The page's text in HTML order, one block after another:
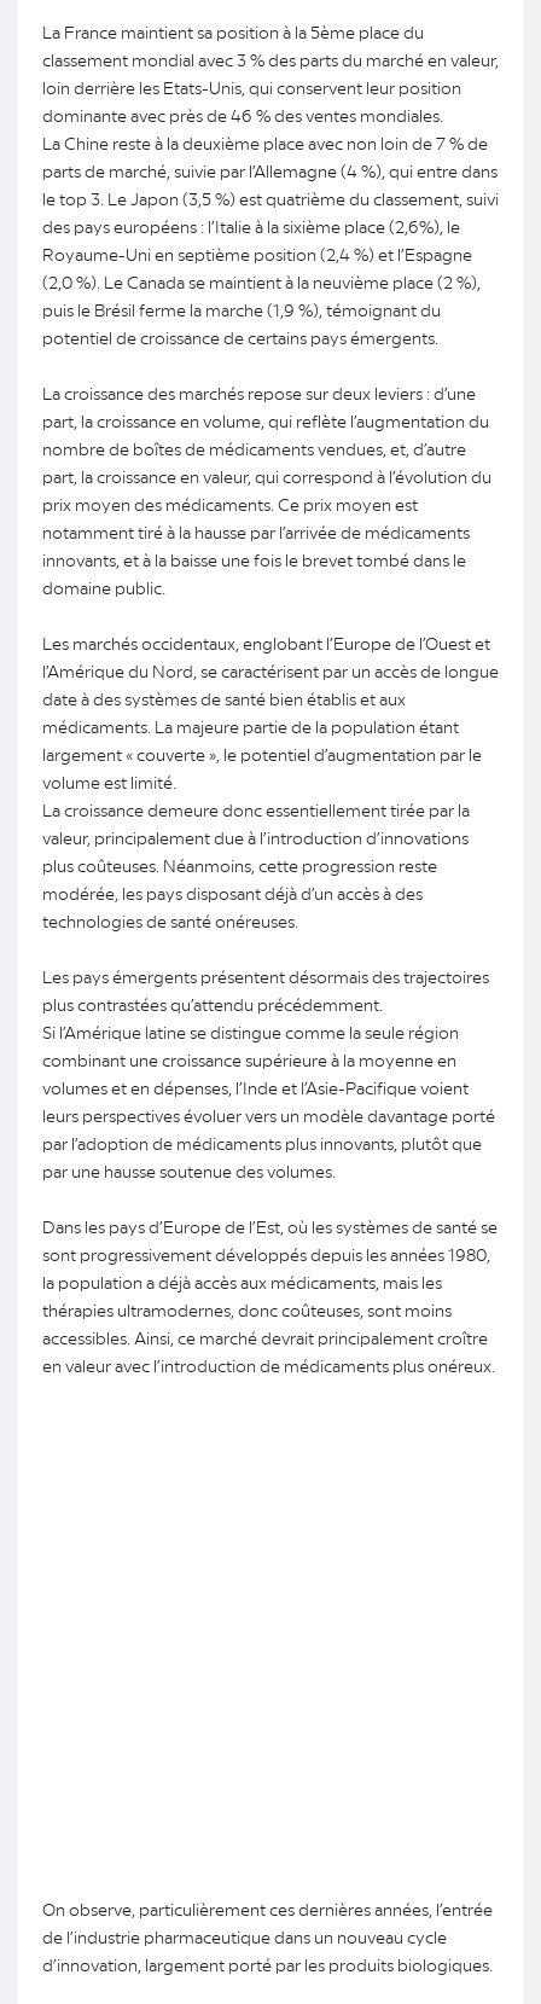
La France maintient sa position à la 5ème place du
classement mondial avec 3 % des parts du marché en valeur,
loin derrière les Etats-Unis, qui conservent leur position
dominante avec près de 46 % des ventes mondiales.
La Chine reste à la deuxième place avec non loin de 7 % de
parts de marché, suivie par l’Allemagne (4 %), qui entre dans
le top 3. Le Japon (3,5 %) est quatrième du classement, suivi
des pays européens : l’Italie à la sixième place (2,6%), le
Royaume-Uni en septième position (2,4 %) et l’Espagne
(2,0 %). Le Canada se maintient à la neuvième place (2 %),
puis le Brésil ferme la marche (1,9 %), témoignant du
potentiel de croissance de certains pays émergents.
La croissance des marchés repose sur deux leviers : d’une
part, la croissance en volume, qui reflète l’augmentation du
nombre de boîtes de médicaments vendues, et, d’autre
part, la croissance en valeur, qui correspond à l’évolution du
prix moyen des médicaments. Ce prix moyen est
notamment tiré à la hausse par l’arrivée de médicaments
innovants, et à la baisse une fois le brevet tombé dans le
domaine public.
Les marchés occidentaux, englobant l’Europe de l’Ouest et
l’Amérique du Nord, se caractérisent par un accès de longue
date à des systèmes de santé bien établis et aux
médicaments. La majeure partie de la population étant
largement « couverte », le potentiel d’augmentation par le
volume est limité.
La croissance demeure donc essentiellement tirée par la
valeur, principalement due à l’introduction d’innovations
plus coûteuses. Néanmoins, cette progression reste
modérée, les pays disposant déjà d’un accès à des
technologies de santé onéreuses.
Les pays émergents présentent désormais des trajectoires
plus contrastées qu’attendu précédemment.
Si l’Amérique latine se distingue comme la seule région
combinant une croissance supérieure à la moyenne en
volumes et en dépenses, l’Inde et l’Asie-Pacifique voient
leurs perspectives évoluer vers un modèle davantage porté
par l’adoption de médicaments plus innovants, plutôt que
par une hausse soutenue des volumes.
Dans les pays d’Europe de l’Est, où les systèmes de santé se
sont progressivement développés depuis les années 1980,
la population a déjà accès aux médicaments, mais les
thérapies ultramodernes, donc coûteuses, sont moins
accessibles. Ainsi, ce marché devrait principalement croître
en valeur avec l’introduction de médicaments plus onéreux.
On observe, particulièrement ces dernières années, l’entrée
de l’industrie pharmaceutique dans un nouveau cycle
d’innovation, largement porté par les produits biologiques.